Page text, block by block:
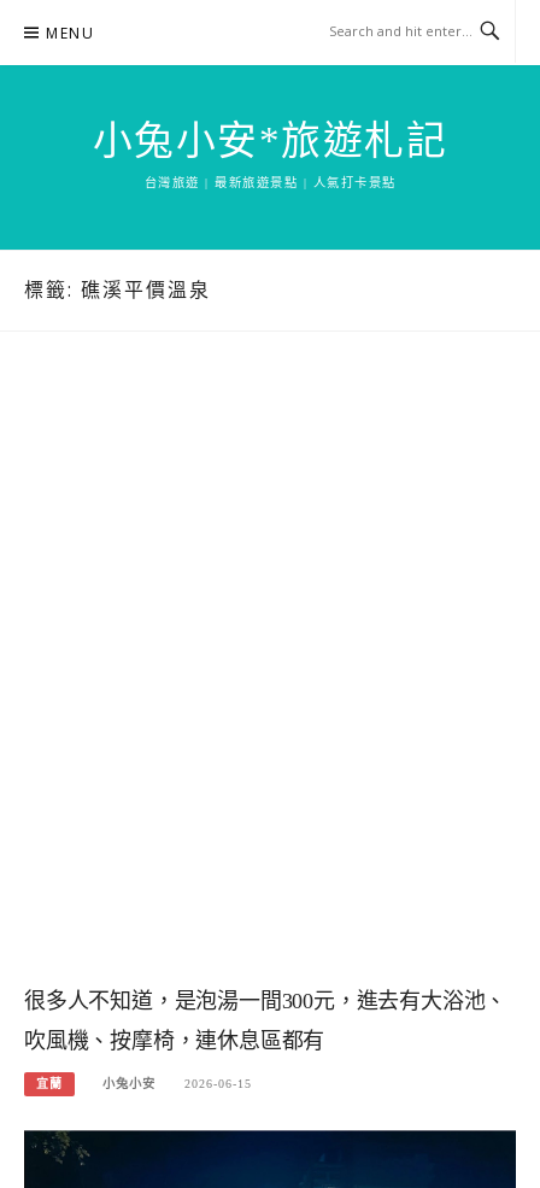
content
MENU
小兔小安*旅遊札記
台灣旅遊 | 最新旅遊景點 | 人氣打卡景點
標籤: 礁溪平價溫泉
很多人不知道，是泡湯一間300元，進去有大浴池、
吹風機、按摩椅，連休息區都有
宜蘭 小兔小安 2026-06-15